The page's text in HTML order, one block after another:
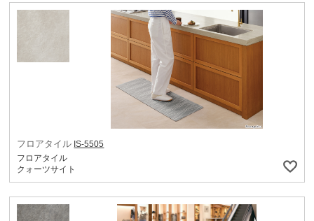
フロアタイル IS-5505
フロアタイル
クォーツサイト